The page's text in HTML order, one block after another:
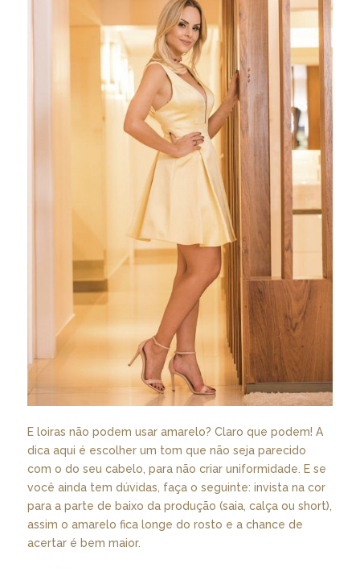
E loiras não podem usar amarelo? Claro que podem! A
dica aqui é escolher um tom que não seja parecido
com o do seu cabelo, para não criar uniformidade. E se
você ainda tem dúvidas, faça o seguinte: invista na cor
para a parte de baixo da produção (saia, calça ou short),
assim o amarelo fica longe do rosto e a chance de
acertar é bem maior.